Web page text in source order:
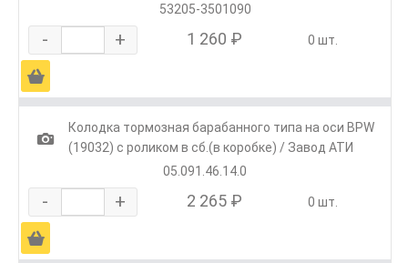
53205-3501090
- + 1 260 ₽ 0 шт.
Ä
1
Колодка тормозная барабанного типа на оси BPW
(19032) с роликом в сб.(в коробке) / Завод АТИ
05.091.46.14.0
- + 2 265 ₽ 0 шт.
Ä